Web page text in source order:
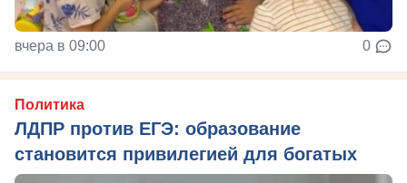
вчера в 09:00 0
Политика
ЛДПР против ЕГЭ: образование
становится привилегией для богатых